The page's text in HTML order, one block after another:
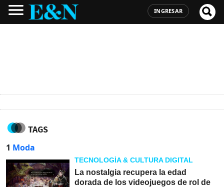
INGRESAR
TAGS
1 Moda
TECNOLOGÍA & CULTURA DIGITAL
La nostalgia recupera la edad
dorada de los videojuegos de rol de